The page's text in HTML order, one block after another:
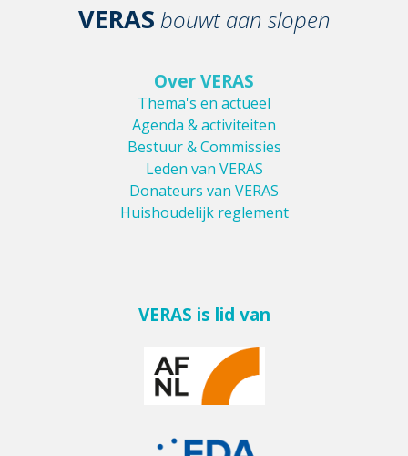
VERAS bouwt aan slopen
Over VERAS
Thema's en actueel
Agenda & activiteiten
Bestuur & Commissies
Leden van VERAS
Donateurs van VERAS
Huishoudelijk reglement
VERAS is lid van